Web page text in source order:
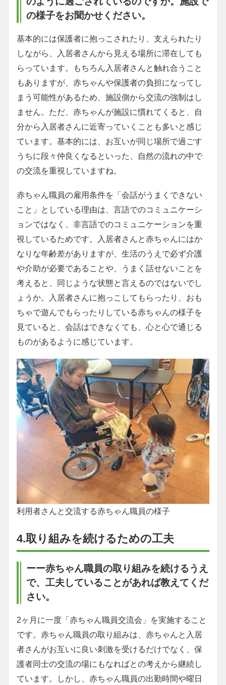
の様子をお聞かせください。
基本的には保護者に抱っこされたり、支えられたり
しながら、入居者さんから見える場所に滞在しても
らっています。もちろん入居者さんと触れ合うこと
もありますが、赤ちゃんや保護者の負担になってし
まう可能性があるため、施設側から交流の強制はし
ません。ただ、赤ちゃんが施設に慣れてくると、自
分から入居者さんに近寄っていくことも多いと感じ
ています。基本的には、お互いが同じ場所で過ごす
うちに段々仲良くなるといった、自然の流れの中で
の交流を重視していますね。
赤ちゃん職員の雇用条件を「会話がうまくできない
こと」としている理由は、言語でのコミュニケーシ
ョンではなく、非言語でのコミュニケーションを重
視しているためです。入居者さんと赤ちゃんにはか
なりな年齢差がありますが、生活のうえで必ず介護
や介助が必要であることや、うまく話せないことを
考えると、同じような状態と言えるのではないでし
ょうか。入居者さんに抱っこしてもらったり、おも
ちゃで遊んでもらったりしている赤ちゃんの様子を
見ていると、会話はできなくても、心と心で通じる
ものがあるように感じています。
利用者さんと交流する赤ちゃん職員の様子
4.取り組みを続けるための工夫
ーー赤ちゃん職員の取り組みを続けるうえ
で、工夫していることがあれば教えてくだ
さい。
2ヶ月に一度「赤ちゃん職員交流会」を実施すること
です。赤ちゃん職員の取り組みは、赤ちゃんと入居
者さんがお互いに良い刺激を受けるだけでなく、保
護者同士の交流の場にもなればとの考えから継続し
ています。しかし、赤ちゃん職員の出勤時間や曜日